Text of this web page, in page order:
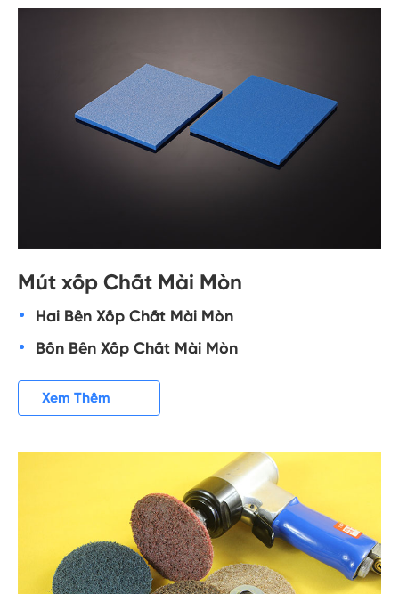
Mút xốp Chất Mài Mòn
Hai Bên Xốp Chất Mài Mòn
Bốn Bên Xốp Chất Mài Mòn
Xem Thêm